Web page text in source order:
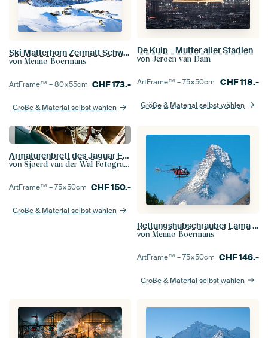
Ski Matterhorn Zermatt Schweiz
von Menno Boermans
ArtFrame™ –80×55cm CHF173.-
Größe & Material selbst wählen
De Kuip - Mutter aller Stadien
von Jeroen van Dam
ArtFrame™ –75×50cm CHF118.-
Größe & Material selbst wählen
Armaturenbrett des Jaguar E-Type
von Sjoerd van der Wal Fotografie
ArtFrame™ –75×50cm CHF150.-
Größe & Material selbst wählen
Rettungshubschrauber Lama und Matterhorn
von Menno Boermans
ArtFrame™ –75×50cm CHF146.-
Größe & Material selbst wählen